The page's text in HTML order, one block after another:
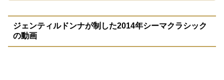
ジェンティルドンナが制した2014年シーマクラシック
の動画